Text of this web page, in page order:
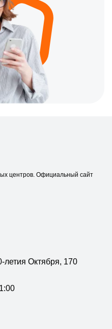
центров. Официальный сайт
летия Октября, 170